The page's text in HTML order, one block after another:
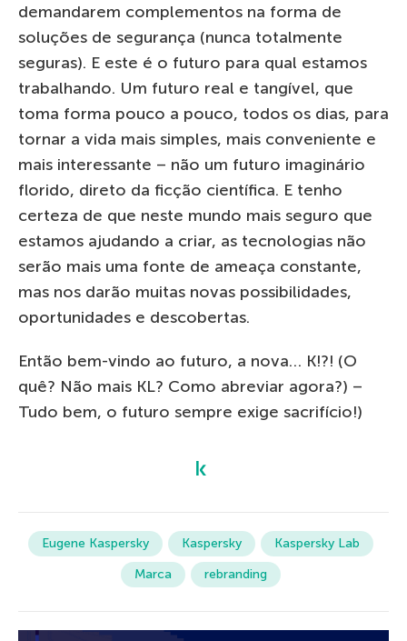
demandarem complementos na forma de
soluções de segurança (nunca totalmente
seguras). E este é o futuro para qual estamos
trabalhando. Um futuro real e tangível, que
toma forma pouco a pouco, todos os dias, para
tornar a vida mais simples, mais conveniente e
mais interessante – não um futuro imaginário
florido, direto da ficção científica. E tenho
certeza de que neste mundo mais seguro que
estamos ajudando a criar, as tecnologias não
serão mais uma fonte de ameaça constante,
mas nos darão muitas novas possibilidades,
oportunidades e descobertas.
Então bem-vindo ao futuro, a nova… K!?! (O
quê? Não mais KL? Como abreviar agora?) –
Tudo bem, o futuro sempre exige sacrifício!)
Eugene Kaspersky Kaspersky
Kaspersky Lab
Marca
rebranding